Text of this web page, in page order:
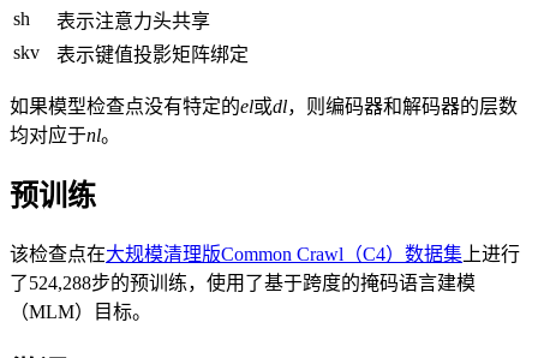
sh
表示注意力头共享
skv
表示键值投影矩阵绑定
如果模型检查点没有特定的el或dl，则编码器和解码器的层数
均对应于nl。
预训练
该检查点在大规模清理版Common Crawl（C4）数据集 上进行
了524,288步的预训练，使用了基于跨度的掩码语言建模
（MLM）目标。